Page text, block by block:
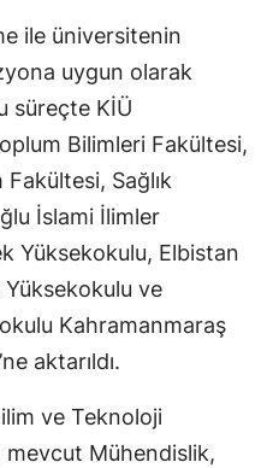
ile üniversitenin
uygun olarak
süreçte KİÜ
Bilimleri Fakültesi,
Sağlık
İslami İlimler
Yüksekokulu, Elbistan
Yüksekokulu ve
Kahramanmaraş
aktarıldı.
ve Teknoloji
Mühendislik,